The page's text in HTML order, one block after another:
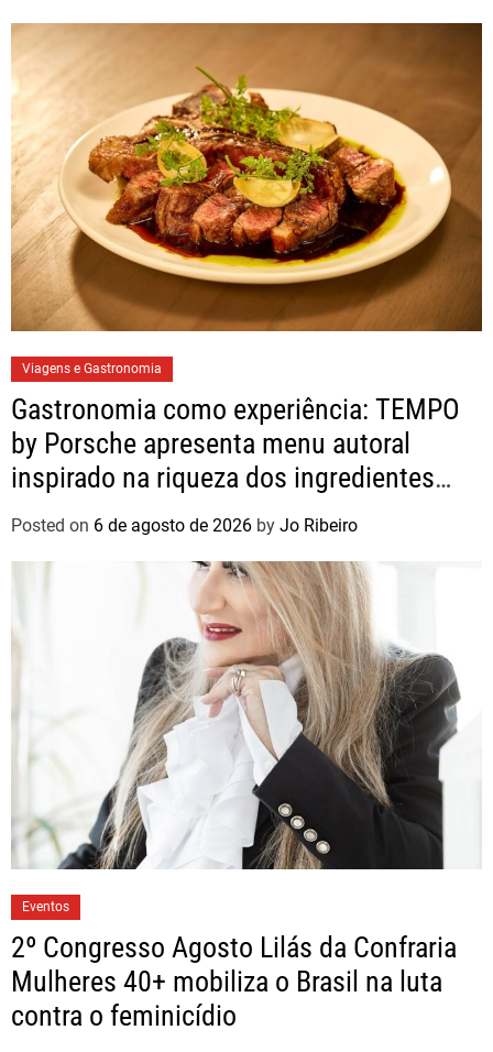
Viagens e Gastronomia
Gastronomia como experiência: TEMPO
by Porsche apresenta menu autoral
inspirado na riqueza dos ingredientes
brasileiros
Posted on 6 de agosto de 2026 by Jo Ribeiro
Eventos
2º Congresso Agosto Lilás da Confraria
Mulheres 40+ mobiliza o Brasil na luta
contra o feminicídio